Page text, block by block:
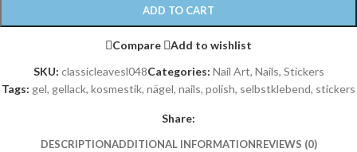
ADD TO CART
Compare
Add to wishlist
SKU: classicleavesl048Categories: Nail Art, Nails, Stickers
Tags: gel, gellack, kosmestik, nägel, nails, polish, selbstklebend, stickers
Share:
DESCRIPTIONADDITIONAL INFORMATIONREVIEWS (0)